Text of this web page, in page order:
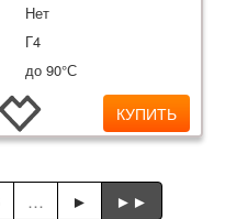
Нет
Г4
до 90°С
КУПИТЬ
… ► ►►